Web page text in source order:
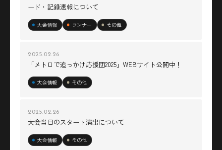
ード・記録速報について
大会情報 ランナー その他
2025.02.26
「メトロで追っかけ応援団2025」WEBサイト公開中！
大会情報 その他
2025.02.26
大会当日のスタート演出について
大会情報 その他